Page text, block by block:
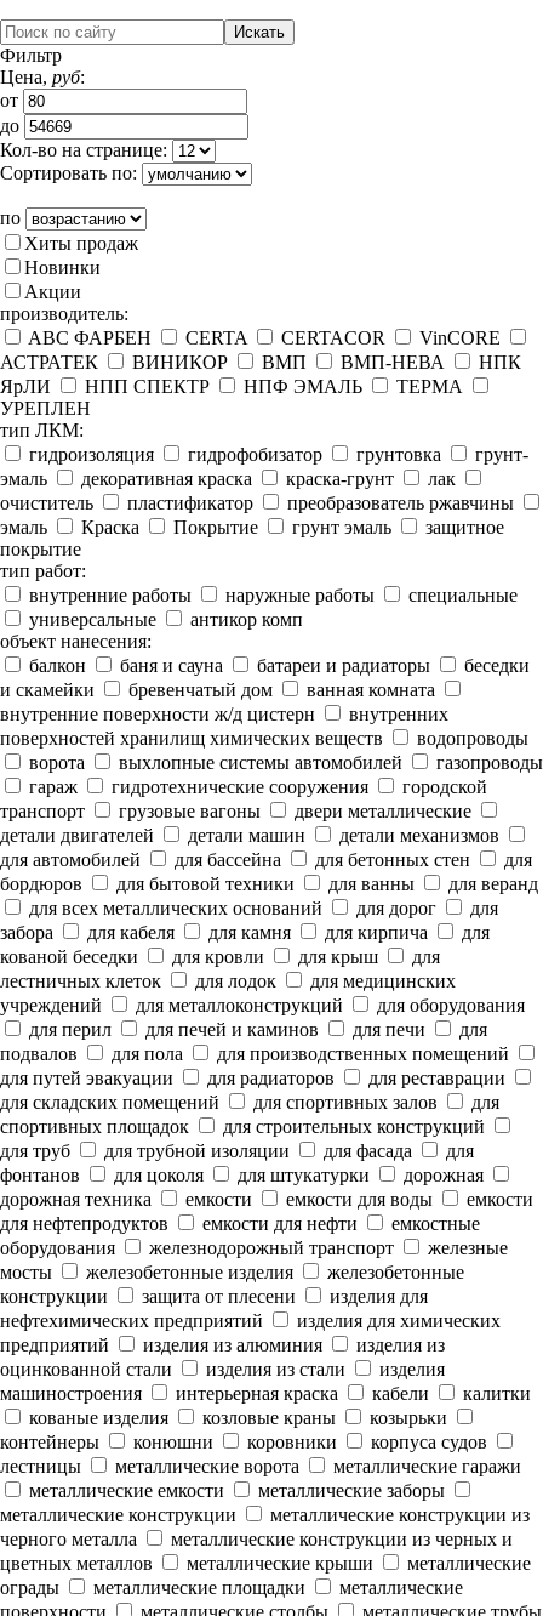
Фильтр
Цена, руб:
от
до
Кол-во на странице:
Сортировать по:
по
Хиты продаж
Новинки
Акции
производитель:
ABC ФАРБЕН
CERTA CERTACOR
VinCORE
АСТРАТЕК
ВИНИКОР ВМП ВМП-НЕВА
НПК
ЯрЛИ
НПП СПЕКТР НПФ ЭМАЛЬ
ТЕРМА
УРЕПЛЕН
тип ЛКМ:
гидроизоляция
гидрофобизатор грунтовка
грунт-
эмаль
декоративная краска краска-грунт
лак
очиститель
пластификатор
преобразователь ржавчины
эмаль
Краска Покрытие грунт эмаль
защитное
покрытие
тип работ:
внутренние работы
наружные работы
специальные
универсальные
антикор комп
объект нанесения:
балкон
баня и сауна батареи и радиаторы
беседки
и скамейки
бревенчатый дом
ванная комната
внутренние поверхности ж/д цистерн
внутренних
поверхностей хранилищ химических веществ
водопроводы
ворота
выхлопные системы автомобилей
газопроводы
гараж
гидротехнические сооружения
городской
транспорт
грузовые вагоны
двери металлические
детали двигателей
детали машин
детали механизмов
для автомобилей
для бассейна для бетонных стен
для
бордюров
для бытовой техники для ванны
для веранд
для всех металлических оснований
для дорог
для
забора
для кабеля для камня для кирпича
для
кованой беседки
для кровли для крыш
для
лестничных клеток
для лодок
для медицинских
учреждений
для металлоконструкций
для оборудования
для перил
для печей и каминов для печи
для
подвалов
для пола
для производственных помещений
для путей эвакуации
для радиаторов
для реставрации
для складских помещений
для спортивных залов
для
спортивных площадок
для строительных конструкций
для труб
для трубной изоляции для фасада
для
фонтанов
для цоколя для штукатурки
дорожная
дорожная техника
емкости емкости для воды
емкости
для нефтепродуктов
емкости для нефти
емкостные
оборудования
железнодорожный транспорт
железные
мосты
железобетонные изделия
железобетонные
конструкции
защита от плесени
изделия для
нефтехимических предприятий
изделия для химических
предприятий
изделия из алюминия
изделия из
оцинкованной стали
изделия из стали
изделия
машиностроения
интерьерная краска кабели
калитки
кованые изделия
козловые краны
козырьки
контейнеры
конюшни коровники
корпуса судов
лестницы
металлические ворота
металлические гаражи
металлические емкости
металлические заборы
металлические конструкции
металлические конструкции из
черного металла
металлические конструкции из черных и
цветных металлов
металлические крыши
металлические
ограды
металлические площадки
металлические
поверхности
металлические столбы металлические трубы